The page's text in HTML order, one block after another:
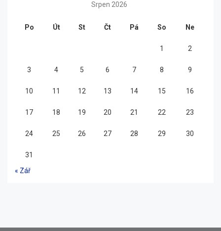
Srpen 2026
Po Út St Čt Pá So Ne
1 2
3 4 5 6 7 8 9
10 11 12 13 14 15 16
17 18 19 20 21 22 23
24 25 26 27 28 29 30
31
« Zář